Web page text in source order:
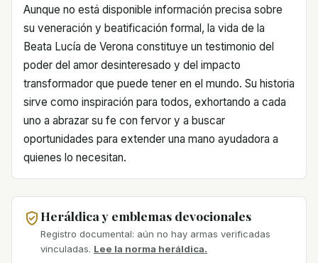
Aunque no está disponible información precisa sobre
su veneración y beatificación formal, la vida de la
Beata Lucía de Verona constituye un testimonio del
poder del amor desinteresado y del impacto
transformador que puede tener en el mundo. Su historia
sirve como inspiración para todos, exhortando a cada
uno a abrazar su fe con fervor y a buscar
oportunidades para extender una mano ayudadora a
quienes lo necesitan.
Heráldica y emblemas devocionales
Registro documental: aún no hay armas verificadas
vinculadas. Lee la norma heráldica.